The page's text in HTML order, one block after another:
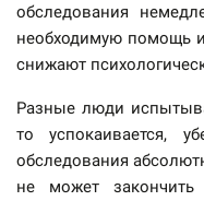
обследования
необходимую помощь
снижают
Разные люди
то успокаивается,
обследования
не может закончить